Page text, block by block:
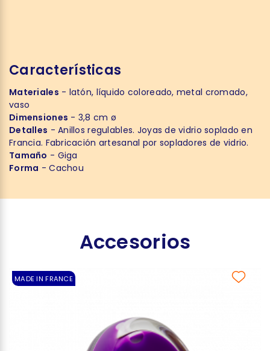
Características
Materiales - latón, líquido coloreado, metal cromado,
vaso
Dimensiones - 3,8 cm ø
Detalles - Anillos regulables. Joyas de vidrio soplado en
Francia. Fabricación artesanal por sopladores de vidrio.
Tamaño - Giga
Forma - Cachou
Accesorios
MADE IN FRANCE